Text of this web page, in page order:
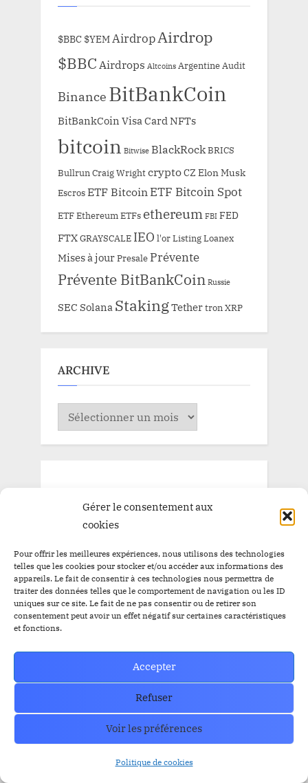
Gérer le consentement aux
cookies
Pour offrir les meilleures expériences, nous utilisons des technologies
telles que les cookies pour stocker et/ou accéder aux informations des
appareils. Le fait de consentir à ces technologies nous permettra de
traiter des données telles que le comportement de navigation ou les ID
uniques sur ce site. Le fait de ne pas consentir ou de retirer son
consentement peut avoir un effet négatif sur certaines caractéristiques
et fonctions.
Accepter
Refuser
Voir les préférences
Politique de cookies
$BBC $YEMAirdropAirdrop
$BBCAirdrops Altcoins Argentine Audit
Binance BitBankCoin
BitBankCoin Visa Card NFTs
bitcoin Bitwise BlackRockBRICS
Bullrun Craig WrightcryptoCZ Elon Musk
EscrosETF Bitcoin ETF Bitcoin Spot
ETF Ethereum ETFs ethereum FBI FED
FTXGRAYSCALE IEO l'orListingLoanex
Mises à jourPresale Prévente
Prévente BitBankCoin Russie
SEC Solana StakingTethertron XRP
ARCHIVE
ARCHIVE
Contact our support team if you need
Contact US